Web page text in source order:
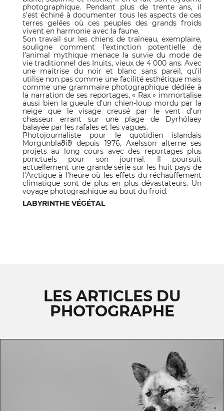
photographique. Pendant plus de trente ans, il
s’est échiné à documenter tous les aspects de ces
terres gelées où ces peuples des grands froids
vivent en harmonie avec la faune.
Son travail sur les chiens de traîneau, exemplaire,
souligne comment l’extinction potentielle de
l’animal mythique menace la survie du mode de
vie traditionnel des Inuits, vieux de 4 000 ans. Avec
une maîtrise du noir et blanc sans pareil, qu’il
utilise non pas comme une facilité esthétique mais
comme une grammaire photographique dédiée à
la narration de ses reportages, « Rax » immortalise
aussi bien la gueule d’un chien-loup mordu par la
neige que le visage creusé par le vent d’un
chasseur errant sur une plage de Dyrhólaey
balayée par les rafales et les vagues.
Photojournaliste pour le quotidien islandais
Morgunblaðið depuis 1976, Axelsson alterne ses
projets au long cours avec des reportages plus
ponctuels pour son journal. Il poursuit
actuellement une grande série sur les huit pays de
l’Arctique à l’heure où les effets du réchauffement
climatique sont de plus en plus dévastateurs. Un
voyage photographique au bout du froid.
LABYRINTHE VÉGÉTAL
LES ARTICLES DU
PHOTOGRAPHE